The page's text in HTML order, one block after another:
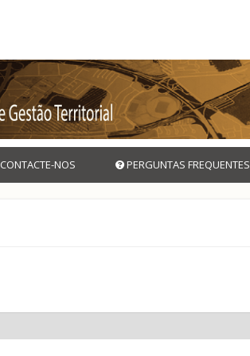
CONTACTE-NOS PERGUNTAS FREQUENTES